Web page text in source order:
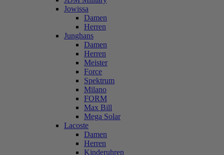
Jowissa
Damen
Herren
Junghans
Damen
Herren
Meister
Force
Spektrum
Milano
FORM
Max Bill
Mega Solar
Lacoste
Damen
Herren
Kinderuhren